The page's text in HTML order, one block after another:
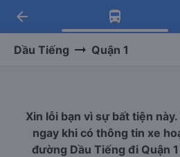
Tải app Vexere
Nhận ưu đãi thành viên
Tải app Vexere
-30k/ghế khi đặt vé
arrow_back
Dầu Tiếng Quận 1
Xin lỗi bạn vì sự bất tiện
ngay khi có thông tin xe
đường Dầu Tiếng đi Quận